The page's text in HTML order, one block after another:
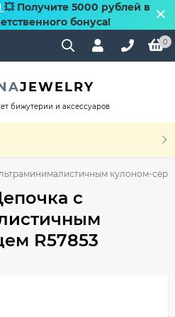
💥 Получите 5000 рублей в
бонуса!
0
JEWELRY
бижутерии и аксессуаров
кулоном-
с
R57853